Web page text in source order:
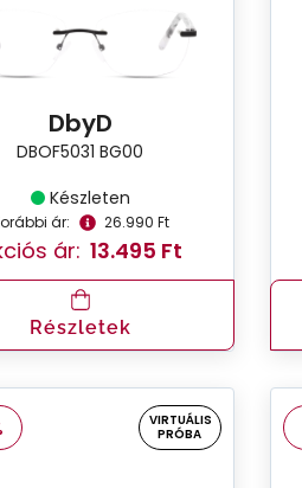
DbyD
DBOF5031 BG00
Készleten
ár: 26.990 Ft
ár: 13.495 Ft
Részletek
VIRTUÁLIS
PRÓBA